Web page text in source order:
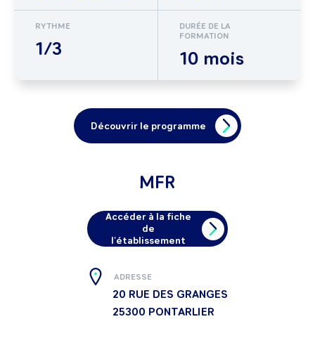
RYTHME
1/3
DURÉE DE LA
FORMATION
10 mois
Découvrir le programme
MFR
Accéder à la fiche
de
l'établissement
ADRESSE
20 RUE DES GRANGES
25300 PONTARLIER